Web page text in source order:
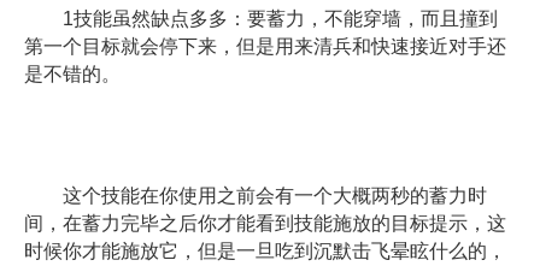
1技能虽然缺点多多：要蓄力，不能穿墙，而且撞到
第一个目标就会停下来，但是用来清兵和快速接近对手还
是不错的。
这个技能在你使用之前会有一个大概两秒的蓄力时
间，在蓄力完毕之后你才能看到技能施放的目标提示，这
时候你才能施放它，但是一旦吃到沉默击飞晕眩什么的，